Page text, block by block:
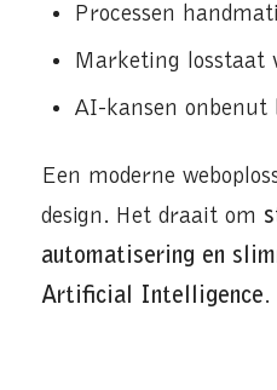
Processen
Marketing losstaat
AI-kansen onbenut
Een moderne
design. Het draait om
automatisering en
Artificial Intelligence.